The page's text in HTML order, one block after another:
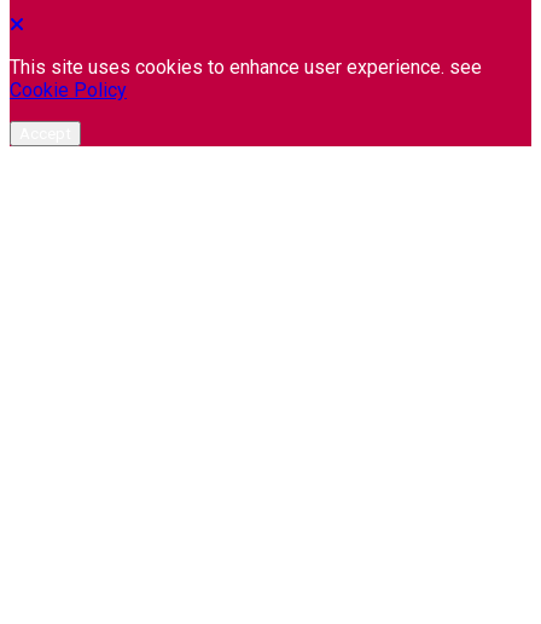
This site uses cookies to enhance user experience. see
Cookie Policy